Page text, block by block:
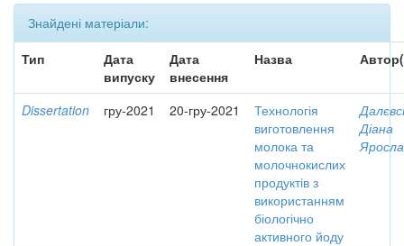
Знайдені матеріали:
Тип
Дата
випуску
Дата
внесення
Назва
Dissertation гру-2021 20-гру-2021
Технологія
виготовлення
молока та
молочнокислих
продуктів з
використанням
біологічно
активного йоду
Діана